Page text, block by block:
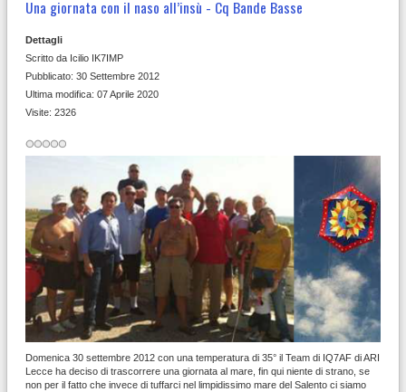
Una giornata con il naso all’insù - Cq Bande Basse
Dettagli
Scritto da Icilio IK7IMP
Pubblicato: 30 Settembre 2012
Ultima modifica: 07 Aprile 2020
Visite: 2326
Domenica 30 settembre 2012 con una temperatura di 35° il Team di IQ7AF di ARI
Lecce ha deciso di trascorrere una giornata al mare, fin qui niente di strano, se
non per il fatto che invece di tuffarci nel limpidissimo mare del Salento ci siamo